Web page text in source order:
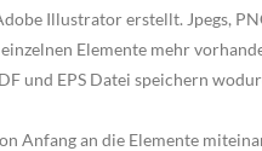
Illustrator erstellt. Jpegs,
Elemente mehr
und EPS Datei speichern
Anfang an die Elemente